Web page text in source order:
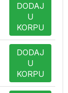
DODAJ
U
KORPU
DODAJ
U
KORPU